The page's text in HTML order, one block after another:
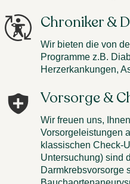
Chroniker &
Wir bieten die von
Programme z.B.
Herzerkankungen,
Vorsorge &
Wir freuen uns,
Vorsorgeleistungen
klassischen Check-
Untersuchung) sind
Darmkrebsvorsorge